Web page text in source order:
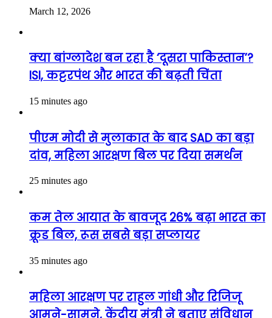
March 12, 2026
क्या बांग्लादेश बन रहा है ‘दूसरा पाकिस्तान’?
ISI, कट्टरपंथ और भारत की बढ़ती चिंता
15 minutes ago
पीएम मोदी से मुलाकात के बाद SAD का बड़ा
दांव, महिला आरक्षण बिल पर दिया समर्थन
25 minutes ago
कम तेल आयात के बावजूद 26% बढ़ा भारत का
क्रूड बिल, रूस सबसे बड़ा सप्लायर
35 minutes ago
महिला आरक्षण पर राहुल गांधी और रिजिजू